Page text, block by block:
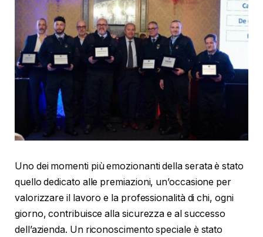
Uno dei momenti più emozionanti della serata è stato
quello dedicato alle premiazioni, un’occasione per
valorizzare il lavoro e la professionalità di chi, ogni
giorno, contribuisce alla sicurezza e al successo
dell’azienda. Un riconoscimento speciale è stato